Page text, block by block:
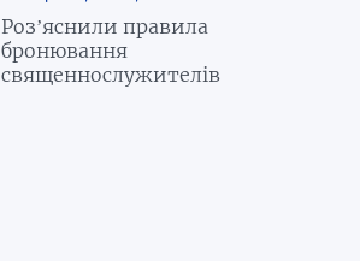
Роз’яснили правила
бронювання
священнослужителів